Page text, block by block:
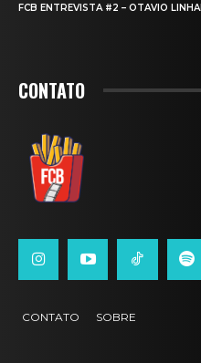
FCB ENTREVISTA #2 – OTAVIO
CONTATO
CONTATO SOBRE